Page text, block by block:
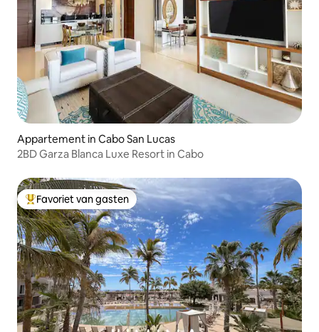
Appartement in Cabo San Lucas
2BD Garza Blanca Luxe Resort in Cabo
Topfavoriet van gasten
Favoriet van gasten